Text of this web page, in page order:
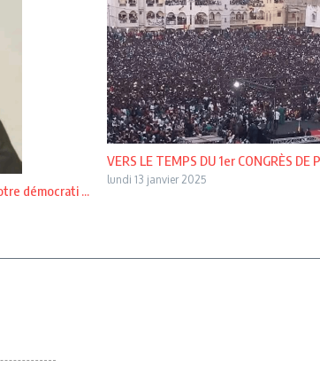
démocrati ...
VERS LE TEMPS DU 1er CONGRÈS DE
lundi 13 janvier 2025